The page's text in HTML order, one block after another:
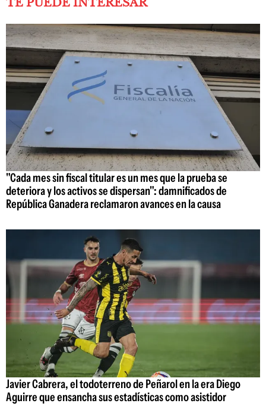
"Cada mes sin fiscal titular es un mes que la prueba se
deteriora y los activos se dispersan": damnificados de
República Ganadera reclamaron avances en la causa
Javier Cabrera, el todoterreno de Peñarol en la era Diego
Aguirre que ensancha sus estadísticas como asistidor